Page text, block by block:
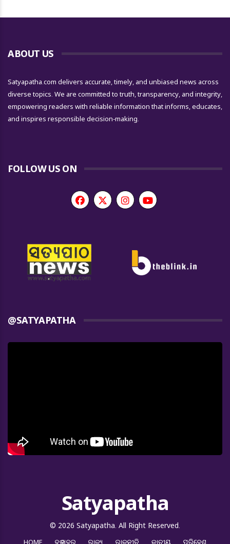
ABOUT US
Satyapatha.com delivers accurate, timely, and unbiased news across
diverse topics. We are committed to truth, transparency, and integrity,
empowering readers with reliable information that informs, educates,
and inspires responsible decision-making.
FOLLOW US ON
@SATYAPATHA
Satyapatha
© 2026 Satyapatha. All Right Reserved.
HOME ବଡ ଖବର ରାଜ୍ୟ ରାଜନୀତି ଜାତୀୟ ପରିବେଶ